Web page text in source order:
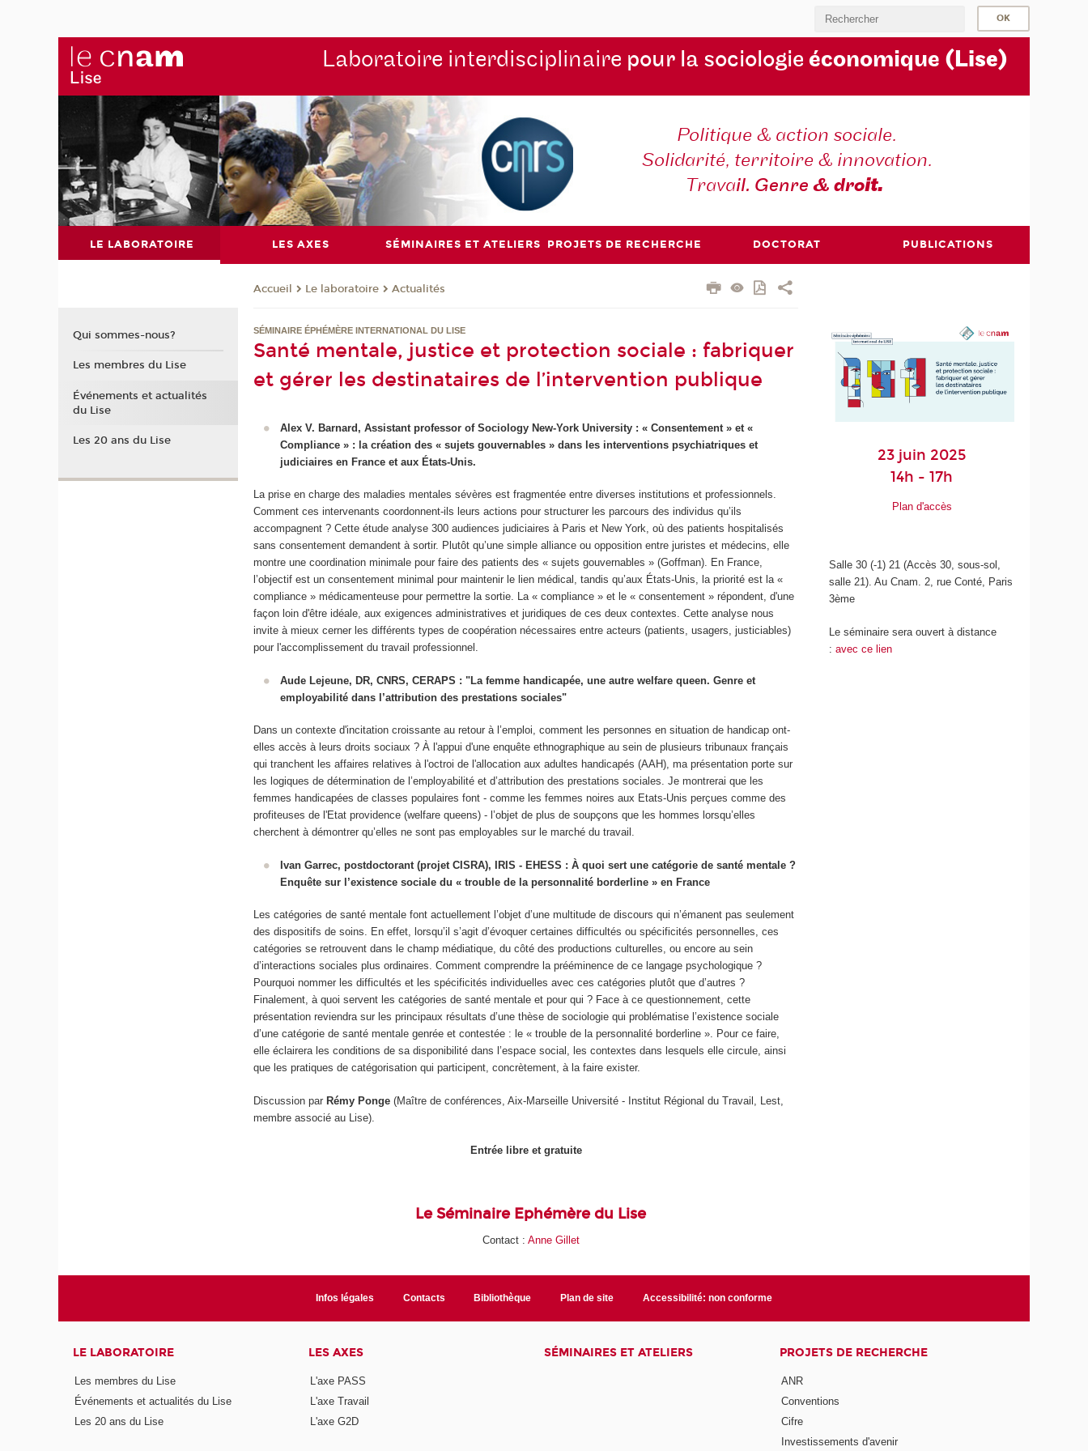
Laboratoire interdisciplinaire pour la sociologie économique (Lise)
Politique & action sociale.
Solidarité, territoire & innovation.
Travail. Genre & droit.
LE LABORATOIRE LES AXES SÉMINAIRES ET ATELIERS PROJETS DE RECHERCHE DOCTORAT PUBLICATIONS
Accueil Le laboratoire Actualités
SÉMINAIRE ÉPHÉMÈRE INTERNATIONAL DU LISE
Santé mentale, justice et protection sociale : fabriquer
et gérer les destinataires de l’intervention publique
Alex V. Barnard, Assistant professor of Sociology New-York University : « Consentement » et «
Compliance » : la création des « sujets gouvernables » dans les interventions psychiatriques et
judiciaires en France et aux États-Unis.
La prise en charge des maladies mentales sévères est fragmentée entre diverses institutions et professionnels.
Comment ces intervenants coordonnent-ils leurs actions pour structurer les parcours des individus qu’ils
accompagnent ? Cette étude analyse 300 audiences judiciaires à Paris et New York, où des patients hospitalisés
sans consentement demandent à sortir. Plutôt qu’une simple alliance ou opposition entre juristes et médecins, elle
montre une coordination minimale pour faire des patients des « sujets gouvernables » (Goffman). En France,
l’objectif est un consentement minimal pour maintenir le lien médical, tandis qu’aux États-Unis, la priorité est la «
compliance » médicamenteuse pour permettre la sortie. La « compliance » et le « consentement » répondent, d'une
façon loin d'être idéale, aux exigences administratives et juridiques de ces deux contextes. Cette analyse nous
invite à mieux cerner les différents types de coopération nécessaires entre acteurs (patients, usagers, justiciables)
pour l'accomplissement du travail professionnel.
Aude Lejeune, DR, CNRS, CERAPS : "La femme handicapée, une autre welfare queen. Genre et
employabilité dans l’attribution des prestations sociales"
Dans un contexte d'incitation croissante au retour à l’emploi, comment les personnes en situation de handicap ont-
elles accès à leurs droits sociaux ? À l'appui d'une enquête ethnographique au sein de plusieurs tribunaux français
qui tranchent les affaires relatives à l'octroi de l'allocation aux adultes handicapés (AAH), ma présentation porte sur
les logiques de détermination de l’employabilité et d’attribution des prestations sociales. Je montrerai que les
femmes handicapées de classes populaires font - comme les femmes noires aux Etats-Unis perçues comme des
profiteuses de l'Etat providence (welfare queens) - l’objet de plus de soupçons que les hommes lorsqu’elles
cherchent à démontrer qu’elles ne sont pas employables sur le marché du travail.
Ivan Garrec, postdoctorant (projet CISRA), IRIS - EHESS : À quoi sert une catégorie de santé mentale ?
Enquête sur l’existence sociale du « trouble de la personnalité borderline » en France
Les catégories de santé mentale font actuellement l’objet d’une multitude de discours qui n’émanent pas seulement
des dispositifs de soins. En effet, lorsqu’il s’agit d’évoquer certaines difficultés ou spécificités personnelles, ces
catégories se retrouvent dans le champ médiatique, du côté des productions culturelles, ou encore au sein
d’interactions sociales plus ordinaires. Comment comprendre la prééminence de ce langage psychologique ?
Pourquoi nommer les difficultés et les spécificités individuelles avec ces catégories plutôt que d’autres ?
Finalement, à quoi servent les catégories de santé mentale et pour qui ? Face à ce questionnement, cette
présentation reviendra sur les principaux résultats d’une thèse de sociologie qui problématise l’existence sociale
d’une catégorie de santé mentale genrée et contestée : le « trouble de la personnalité borderline ». Pour ce faire,
elle éclairera les conditions de sa disponibilité dans l’espace social, les contextes dans lesquels elle circule, ainsi
que les pratiques de catégorisation qui participent, concrètement, à la faire exister.
Discussion par Rémy Ponge(Maître de conférences, Aix-Marseille Université - Institut Régional du Travail, Lest,
membre associé au Lise).
Entrée libre et gratuite
Le Séminaire Ephémère du Lise
Contact : Anne Gillet
23 juin 2025
14h - 17h
Plan d'accès
Salle 30 (-1) 21 (Accès 30, sous-sol,
salle 21). Au Cnam. 2, rue Conté, Paris
3ème
Le séminaire sera ouvert à distance
: avec ce lien
Qui sommes-nous?
Les membres du Lise
Événements et actualités
du Lise
Les 20 ans du Lise
Infos légales Contacts Bibliothèque Plan de site Accessibilité: non conforme
LE LABORATOIRE
Les membres du Lise
Événements et actualités du Lise
Les 20 ans du Lise
LES AXES
L'axe PASS
L'axe Travail
L'axe G2D
SÉMINAIRES ET ATELIERS PROJETS DE RECHERCHE
ANR
Conventions
Cifre
Investissements d'avenir